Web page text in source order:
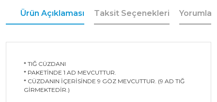
Ürün Açıklaması Taksit Seçenekleri Yorumlar
* TIĞ CÜZDANI
* PAKETİNDE 1 AD MEVCUTTUR.
* CÜZDANIN İÇERİSİNDE 9 GÖZ MEVCUTTUR. (9 AD TIĞ
GİRMEKTEDİR.)